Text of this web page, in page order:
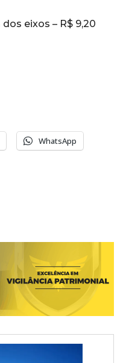
eixos – R$ 9,20
WhatsApp